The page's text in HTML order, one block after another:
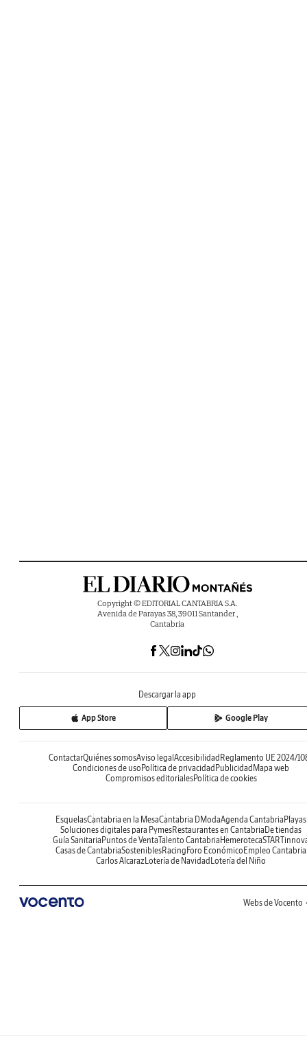
Copyright © EDITORIAL CANTABRIA S.A.
Avenida de Parayas 38, 39011 Santander ,
Cantabria
Descargar la app
App Store Google Play
ContactarQuiénes somosAviso legalAccesibilidadReglamento UE 2024/
Condiciones de usoPolítica de privacidadPublicidadMapa web
Compromisos editorialesPolítica de cookies
EsquelasCantabria en la MesaCantabria DModaAgenda CantabriaPlayas
Soluciones digitales para PymesRestaurantes en CantabriaDe tiendas
Guía SanitariaPuntos de VentaTalento CantabriaHemeroteca
Casas de CantabriaSosteniblesRacingForo EconómicoEmpleo Cantabria
Carlos AlcarazLotería de NavidadLotería del Niño
Webs de Vocento